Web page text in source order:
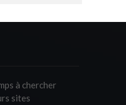
à chercher
sites